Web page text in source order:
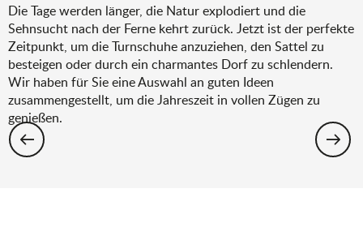
Die Tage werden länger, die Natur explodiert und die
Sehnsucht nach der Ferne kehrt zurück. Jetzt ist der perfekte
Zeitpunkt, um die Turnschuhe anzuziehen, den Sattel zu
besteigen oder durch ein charmantes Dorf zu schlendern.
Wir haben für Sie eine Auswahl an guten Ideen
zusammengestellt, um die Jahreszeit in vollen Zügen zu
genießen.
Wandern: Die Auswahl für den Frühling